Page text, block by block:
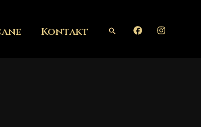
Kontakt Szukaj